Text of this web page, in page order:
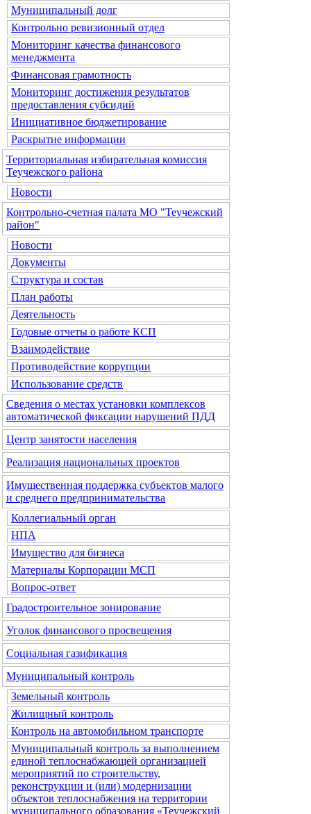
Муниципальный долг
Контрольно ревизионный отдел
Мониторинг качества финансового
менеджмента
Финансовая грамотность
Мониторинг достижения результатов
предоставления субсидий
Инициативное бюджетирование
Раскрытие информации
Территориальная избирательная комиссия
Теучежского района
Новости
Контрольно-счетная палата МО "Теучежский
район"
Новости
Документы
Структура и состав
План работы
Деятельность
Годовые отчеты о работе КСП
Взаимодействие
Противодействие коррупции
Использование средств
Сведения о местах установки комплексов
автоматической фиксации нарушений ПДД
Центр занятости населения
Реализация национальных проектов
Имущественная поддержка субъектов малого
и среднего предпринимательства
Коллегиальный орган
НПА
Имущество для бизнеса
Материалы Корпорации МСП
Вопрос-ответ
Градостроительное зонирование
Уголок финансового просвещения
Социальная газификация
Муниципальный контроль
Земельный контроль
Жилищный контроль
Контроль на автомобильном транспорте
Муниципальный контроль за выполнением
единой теплоснабжающей организацией
мероприятий по строительству,
реконструкции и (или) модернизации
объектов теплоснабжения на территории
муниципального образования «Теучежский